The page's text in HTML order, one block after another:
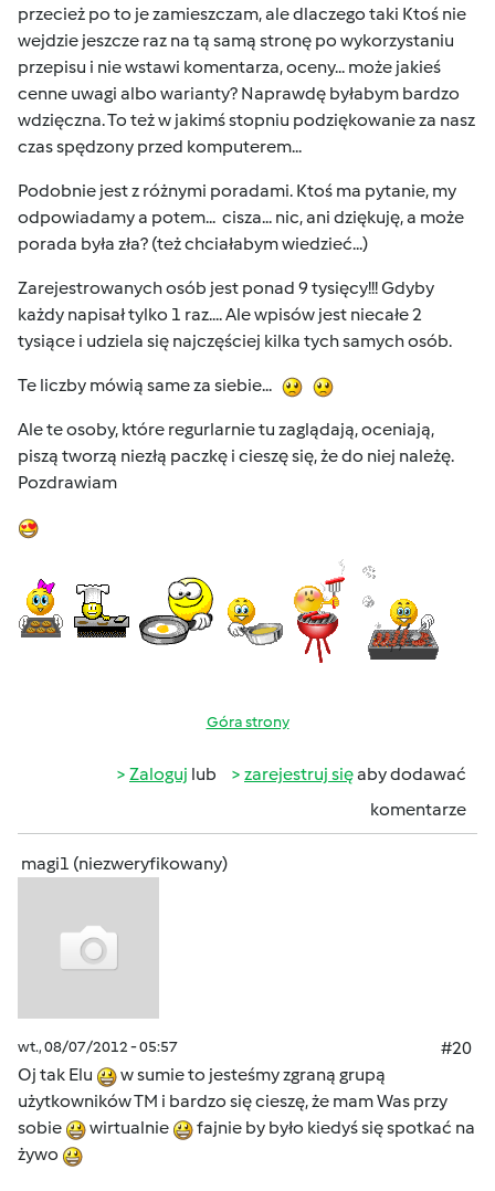
przecież po to je zamieszczam, ale dlaczego taki Ktoś nie
wejdzie jeszcze raz na tą samą stronę po wykorzystaniu
przepisu i nie wstawi komentarza, oceny... może jakieś
cenne uwagi albo warianty? Naprawdę byłabym bardzo
wdzięczna. To też w jakimś stopniu podziękowanie za nasz
czas spędzony przed komputerem...
Podobnie jest z różnymi poradami. Ktoś ma pytanie, my
odpowiadamy a potem... cisza... nic, ani dziękuję, a może
porada była zła? (też chciałabym wiedzieć...)
Zarejestrowanych osób jest ponad 9 tysięcy!!! Gdyby
każdy napisał tylko 1 raz.... Ale wpisów jest niecałe 2
tysiące i udziela się najczęściej kilka tych samych osób.
Te liczby mówią same za siebie...
Ale te osoby, które regurlarnie tu zaglądają, oceniają,
piszą tworzą niezłą paczkę i cieszę się, że do niej należę.
Pozdrawiam
Góra strony
Zaloguj lub zarejestruj sięaby dodawać
komentarze
magi1 (niezweryfikowany)
wt., 08/07/2012 - 05:57
#20
Oj tak Elu
w sumie to jesteśmy zgraną grupą
użytkowników TM i bardzo się cieszę, że mam Was przy
sobie
wirtualnie
fajnie by było kiedyś się spotkać na
żywo